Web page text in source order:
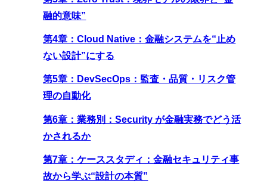
融的意味”
第4章：Cloud Native：金融システムを“止め
ない設計”にする
第5章：DevSecOps：監査・品質・リスク管
理の自動化
第6章：業務別：Security が金融実務でどう活
かされるか
第7章：ケーススタディ：金融セキュリティ事
故から学ぶ“設計の本質”